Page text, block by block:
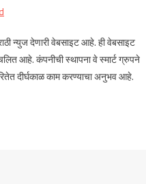
न्युज देणारी वेबसाइट आहे. ही वेबसाइट
आहे. कंपनीची स्थापना वे स्मार्ट ग्रुपने
दीर्घकाळ काम करण्याचा अनुभव आहे.